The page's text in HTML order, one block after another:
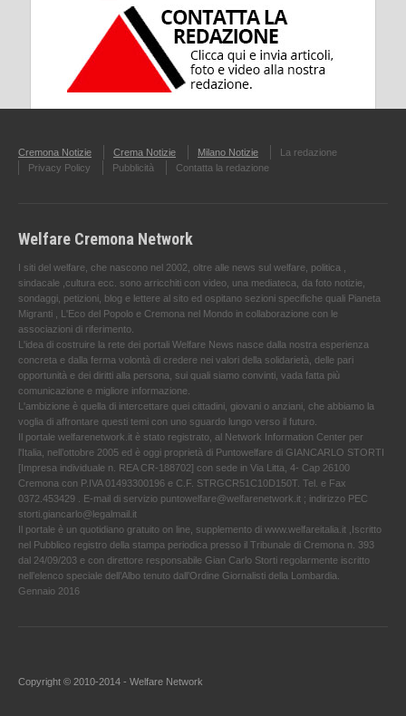
Cremona Notizie Crema Notizie Milano Notizie
La redazione
Privacy Policy
Pubblicità Contatta la redazione
Welfare Cremona Network
I siti del welfare, che nascono nel 2002, oltre alle news sul welfare, politica ,
sindacale ,cultura ecc. sono arricchiti con video, una mediateca, da foto notizie,
sondaggi, petizioni, blog e lettere al sito ed ospitano sezioni specifiche quali Pianeta
Migranti , L'Eco del Popolo e Cremona nel Mondo in collaborazione con le
associazioni di riferimento.
L'idea di costruire la rete dei portali Welfare News nasce dalla nostra esperienza
concreta e dalla ferma volontà di credere nei valori della solidarietà, delle pari
opportunità e dei diritti alla persona, sui quali siamo convinti, vada fatta più
comunicazione e migliore informazione.
L'ambizione è quella di intercettare quei cittadini, giovani o anziani, che abbiamo la
voglia di affrontare questi temi con uno sguardo lungo verso il futuro.
Il portale welfarenetwork.it è stato registrato, al Network Information Center per
l'Italia, nell’ottobre 2005 ed è oggi proprietà di Puntowelfare di GIANCARLO STORTI
[Impresa individuale n. REA CR-188702] con sede in Via Litta, 4- Cap 26100
Cremona con P.IVA 01493300196 e C.F. STRGCR51C10D150T. Tel. e Fax
0372.453429 . E-mail di servizio puntowelfare@welfarenetwork.it ; indirizzo PEC
storti.giancarlo@legalmail.it
Il portale è un quotidiano gratuito on line, supplemento di www.welfareitalia.it ,Iscritto
nel Pubblico registro della stampa periodica presso il Tribunale di Cremona n. 393
dal 24/09/203 e con direttore responsabile Gian Carlo Storti regolarmente iscritto
nell’elenco speciale dell’Albo tenuto dall’Ordine Giornalisti della Lombardia.
Gennaio 2016
Copyright © 2010-2014 - Welfare Network